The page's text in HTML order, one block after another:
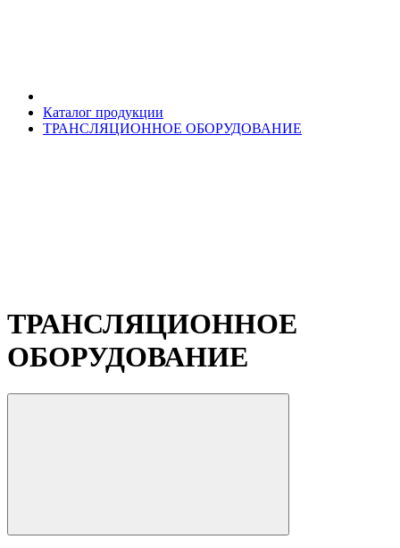
Каталог продукции
ТРАНСЛЯЦИОННОЕ ОБОРУДОВАНИЕ
ТРАНСЛЯЦИОННОЕ
ОБОРУДОВАНИЕ